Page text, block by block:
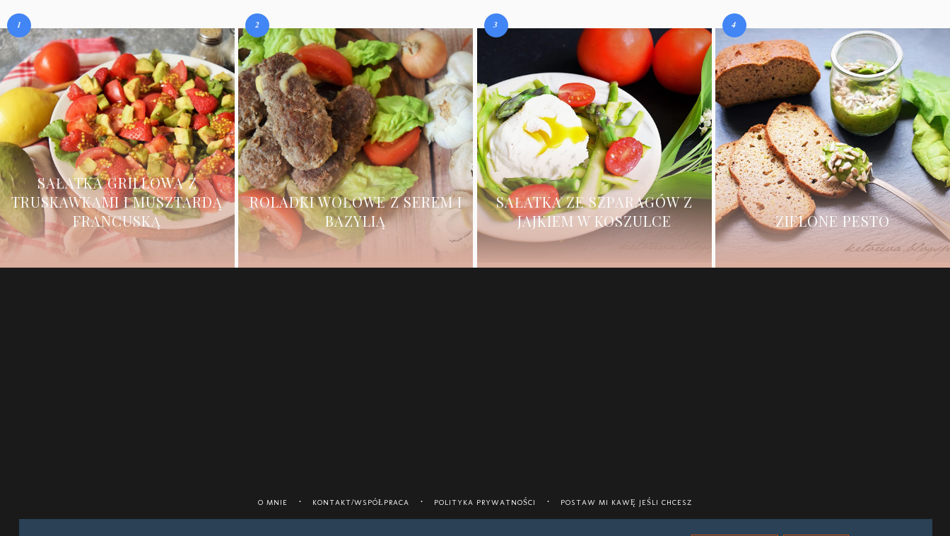
SAŁATKA GRILLOWA Z
TRUSKAWKAMI I MUSZTARDĄ
FRANCUSKĄ
ROLADKI WOŁOWE Z SEREM I
BAZYLIĄ
SAŁATKA ZE SZPARAGÓW Z
JAJKIEM W KOSZULCE
ZIELONE PESTO
O MNIE KONTAKT/WSPÓŁPRACA POLITYKA PRYWATNOŚCI POSTAW MI KAWĘ JEŚLI CHCESZ